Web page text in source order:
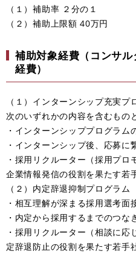
（１）補助率 ２分の１
（２）補助上限額 40万円
補助対象経費（コンサ
経費）
（１）インターンシップ充実プ
次のいずれかの内容を含むもの
・インターンシッププログラム
・インターンシップ後、応募に
・採用リクルーター（採用プロ
企業情報発信の役割を果たす若
（２）内定辞退抑制プログラム
・相互理解が深まる採用選考面
・内定から採用するまでのつな
・採用リクルーター（相談に
定辞退防止の役割を果たす若手